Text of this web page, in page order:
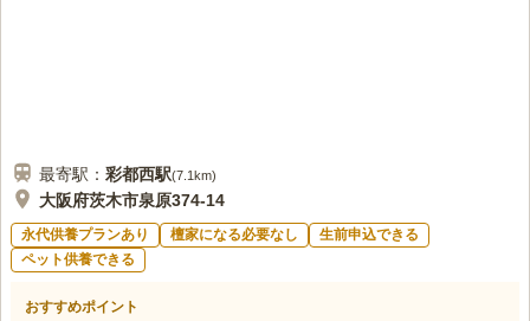
最寄駅： 彩都西駅(7.1km)
大阪府茨木市泉原374-14
永代供養プランあり 檀家になる必要なし
生前申込できる
ペット供養できる
おすすめポイント